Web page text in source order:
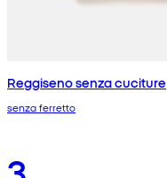
Reggiseno senza cuciture
senza ferretto